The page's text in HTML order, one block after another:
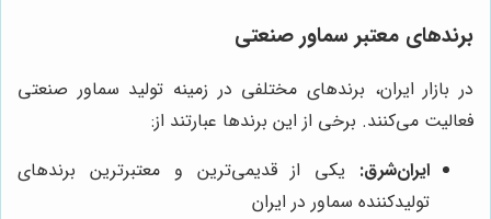
برندهای معتبر سماور صنعتی
در بازار ایران، برندهای مختلفی در زمینه تولید سماور صنعتی
فعالیت می‌کنند. برخی از این برندها عبارتند از:
ایران‌شرق: یکی از قدیمی‌ترین و معتبرترین برندهای
تولیدکننده سماور در ایران